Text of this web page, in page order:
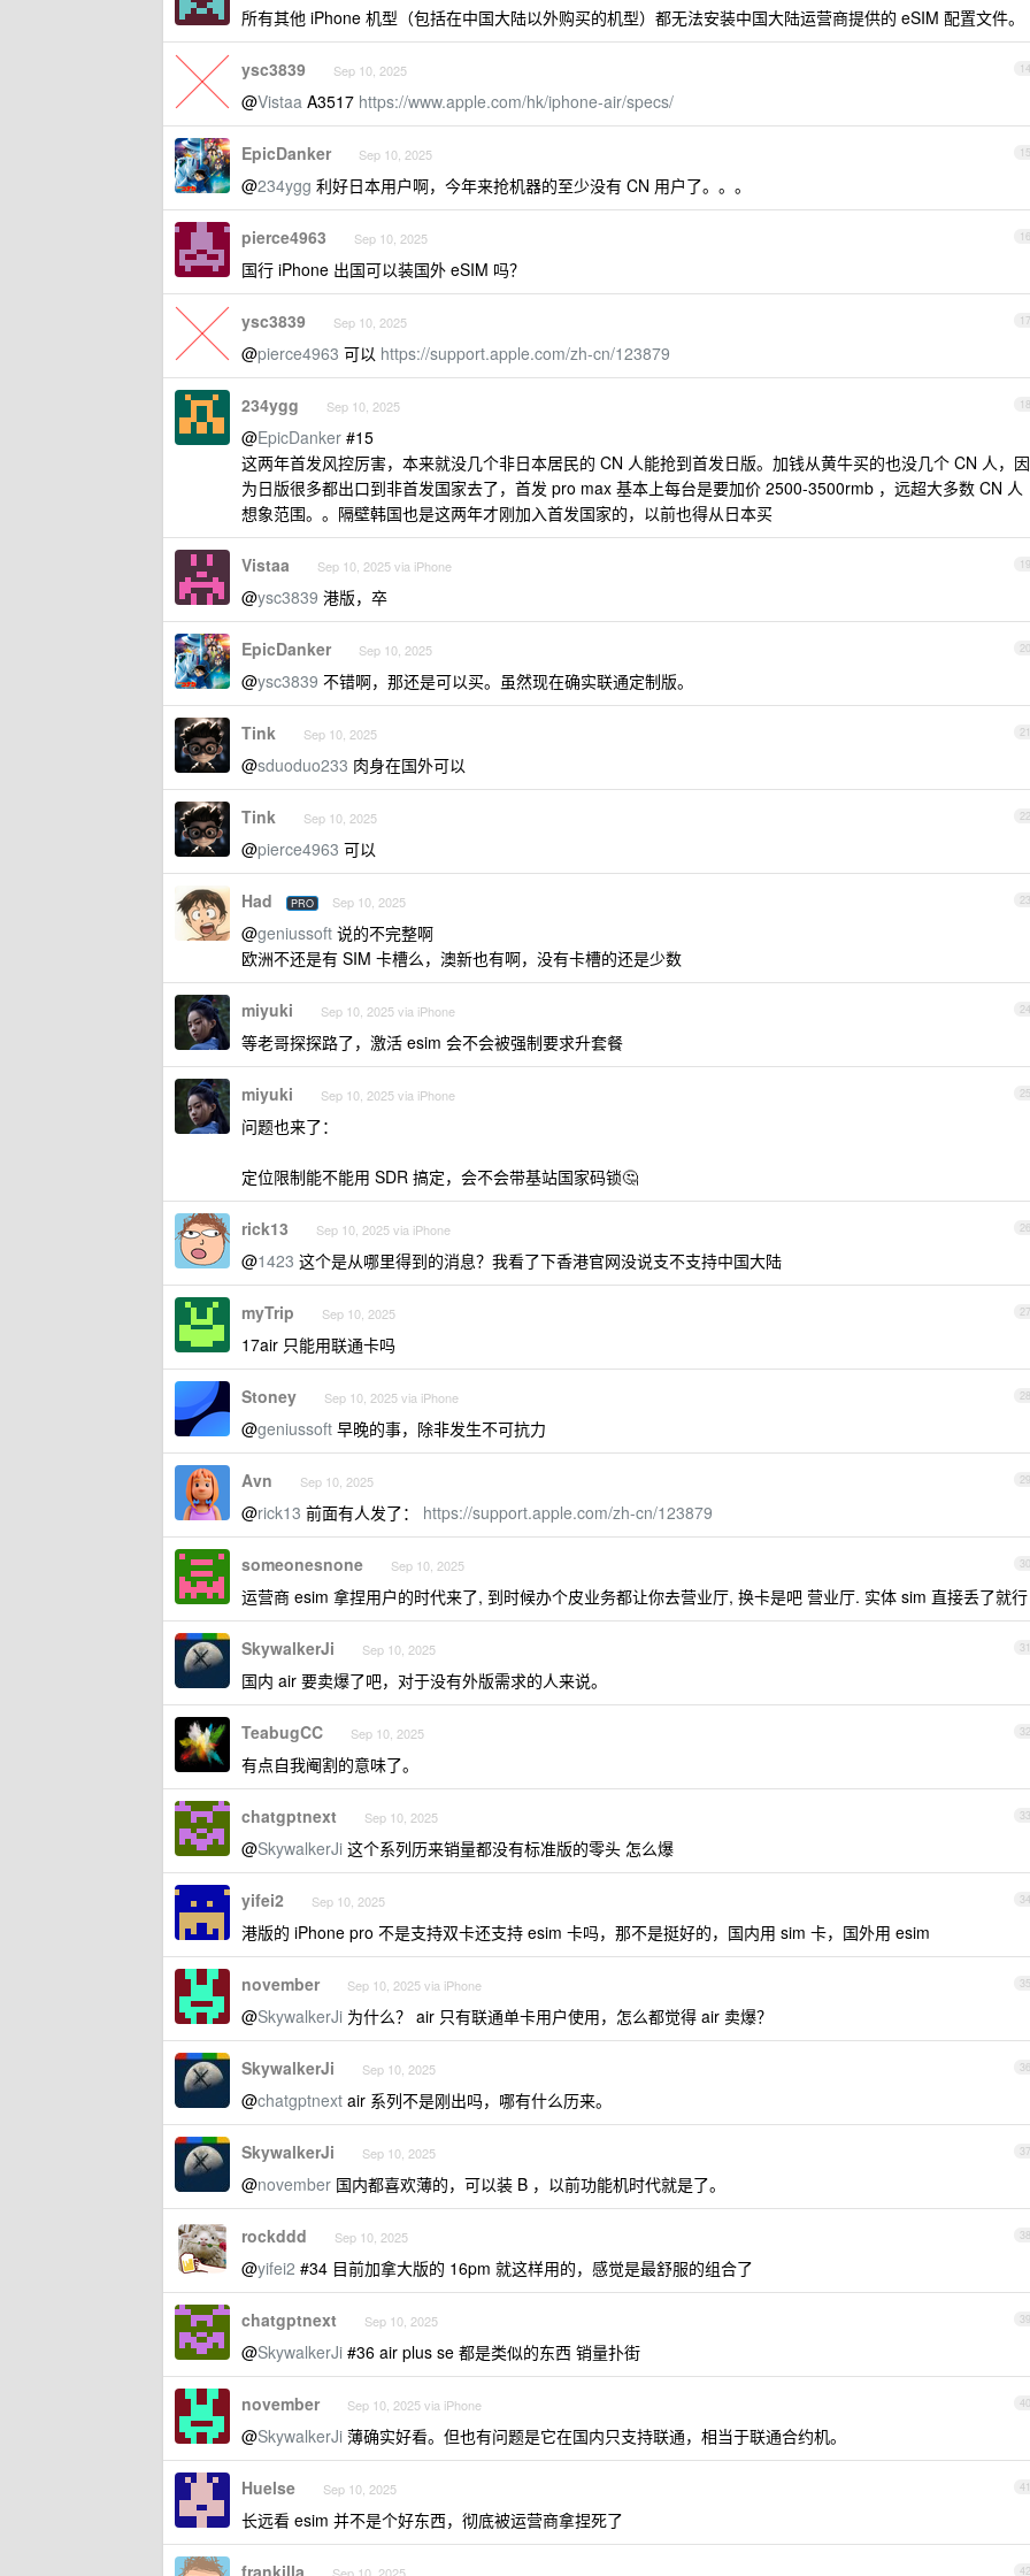
所有其他 iPhone 机型（包括在中国大陆以外购买的机型）都无法安装中国大陆运营商提供的 eSIM 配置文件。
14
ysc3839 Sep 10, 2025
@Vistaa A3517 https://www.apple.com/hk/iphone-air/specs/
15
EpicDanker Sep 10, 2025
@234ygg 利好日本用户啊，今年来抢机器的至少没有 CN 用户了。。。
16
pierce4963 Sep 10, 2025
国行 iPhone 出国可以装国外 eSIM 吗？
17
ysc3839 Sep 10, 2025
@pierce4963 可以 https://support.apple.com/zh-cn/123879
18
234ygg Sep 10, 2025
@EpicDanker #15
这两年首发风控厉害，本来就没几个非日本居民的 CN 人能抢到首发日版。加钱从黄牛买的也没几个 CN 人，因
为日版很多都出口到非首发国家去了，首发 pro max 基本上每台是要加价 2500-3500rmb ，远超大多数 CN 人
想象范围。。隔壁韩国也是这两年才刚加入首发国家的，以前也得从日本买
19
Vistaa Sep 10, 2025 via iPhone
@ysc3839 港版，卒
20
EpicDanker Sep 10, 2025
@ysc3839 不错啊，那还是可以买。虽然现在确实联通定制版。
21
Tink Sep 10, 2025
@sduoduo233 肉身在国外可以
22
Tink Sep 10, 2025
@pierce4963 可以
23
Had PRO Sep 10, 2025
@geniussoft 说的不完整啊
欧洲不还是有 SIM 卡槽么，澳新也有啊，没有卡槽的还是少数
24
miyuki Sep 10, 2025 via iPhone
等老哥探探路了，激活 esim 会不会被强制要求升套餐
25
miyuki Sep 10, 2025 via iPhone
问题也来了：
定位限制能不能用 SDR 搞定，会不会带基站国家码锁🤔
26
rick13 Sep 10, 2025 via iPhone
@1423 这个是从哪里得到的消息？我看了下香港官网没说支不支持中国大陆
27
myTrip Sep 10, 2025
17air 只能用联通卡吗
28
Stoney Sep 10, 2025 via iPhone
@geniussoft 早晚的事，除非发生不可抗力
29
Avn Sep 10, 2025
@rick13 前面有人发了： https://support.apple.com/zh-cn/123879
30
someonesnone Sep 10, 2025
运营商 esim 拿捏用户的时代来了, 到时候办个皮业务都让你去营业厅, 换卡是吧 营业厅. 实体 sim 直接丢了就行
31
SkywalkerJi Sep 10, 2025
国内 air 要卖爆了吧，对于没有外版需求的人来说。
32
TeabugCC Sep 10, 2025
有点自我阉割的意味了。
33
chatgptnext Sep 10, 2025
@SkywalkerJi 这个系列历来销量都没有标准版的零头 怎么爆
34
yifei2 Sep 10, 2025
港版的 iPhone pro 不是支持双卡还支持 esim 卡吗，那不是挺好的，国内用 sim 卡，国外用 esim
35
november Sep 10, 2025 via iPhone
@SkywalkerJi 为什么？ air 只有联通单卡用户使用，怎么都觉得 air 卖爆？
36
SkywalkerJi Sep 10, 2025
@chatgptnext air 系列不是刚出吗，哪有什么历来。
37
SkywalkerJi Sep 10, 2025
@november 国内都喜欢薄的，可以装 B ，以前功能机时代就是了。
38
rockddd Sep 10, 2025
@yifei2 #34 目前加拿大版的 16pm 就这样用的，感觉是最舒服的组合了
39
chatgptnext Sep 10, 2025
@SkywalkerJi #36 air plus se 都是类似的东西 销量扑街
40
november Sep 10, 2025 via iPhone
@SkywalkerJi 薄确实好看。但也有问题是它在国内只支持联通，相当于联通合约机。
41
Huelse Sep 10, 2025
长远看 esim 并不是个好东西，彻底被运营商拿捏死了
42
frankilla